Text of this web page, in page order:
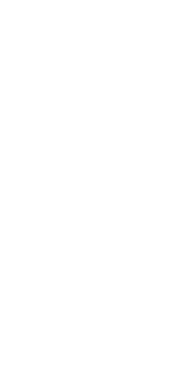
ます
発送してい